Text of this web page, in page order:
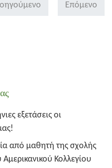
Επόμενο
εξετάσεις οι
από μαθητή της σχολής
Κολλεγίου